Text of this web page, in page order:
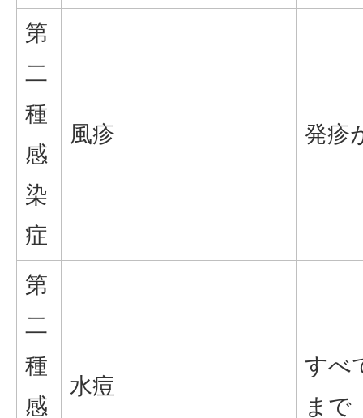
第
二
種
感
染
症
風疹 発疹
第
二
種
感
水痘
すべ
まで